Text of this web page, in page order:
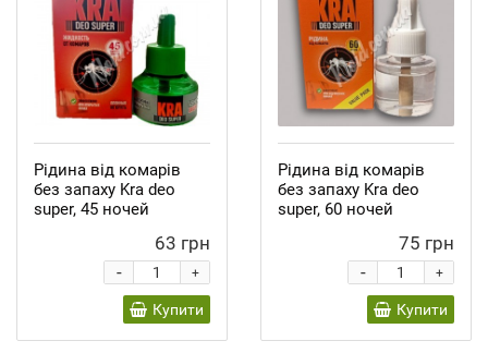
Рідина від комарів
без запаху Kra deo
super, 45 ночей
63 грн
+
-
Купити
Рідина від комарів
без запаху Kra deo
super, 60 ночей
75 грн
+
-
Купити